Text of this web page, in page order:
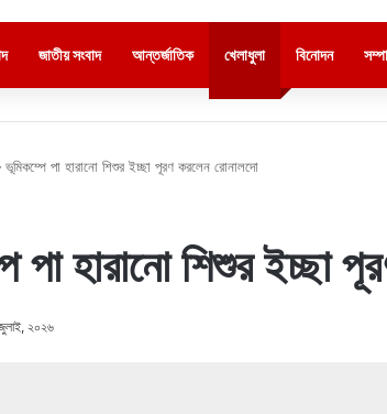
জাতীয় সংবাদ আন্তর্জাতিক খেলাধুলা বিনোদন
ভূমিকম্পে পা হারানো শিশুর ইচ্ছা পূরণ করলেন রোনালদো
পা হারানো শিশুর ইচ্ছা
২০২৬